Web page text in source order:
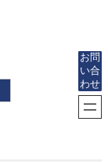
お問
い合
わせ